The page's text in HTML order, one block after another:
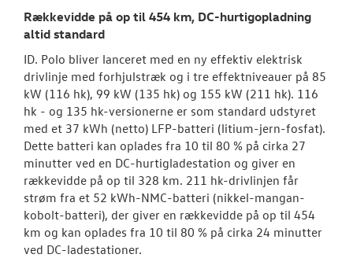
Rækkevidde på op til 454 km, DC-hurtigopladning
altid standard
ID. Polo bliver lanceret med en ny effektiv elektrisk
drivlinje med forhjulstræk og i tre effektniveauer på 85
kW (116 hk), 99 kW (135 hk) og 155 kW (211 hk). 116
hk - og 135 hk-versionerne er som standard udstyret
med et 37 kWh (netto) LFP-batteri (litium-jern-fosfat).
Dette batteri kan oplades fra 10 til 80 % på cirka 27
minutter ved en DC-hurtigladestation og giver en
rækkevidde på op til 328 km. 211 hk-drivlinjen får
strøm fra et 52 kWh-NMC-batteri (nikkel-mangan-
kobolt-batteri), der giver en rækkevidde på op til 454
km og kan oplades fra 10 til 80 % på cirka 24 minutter
ved DC-ladestationer.